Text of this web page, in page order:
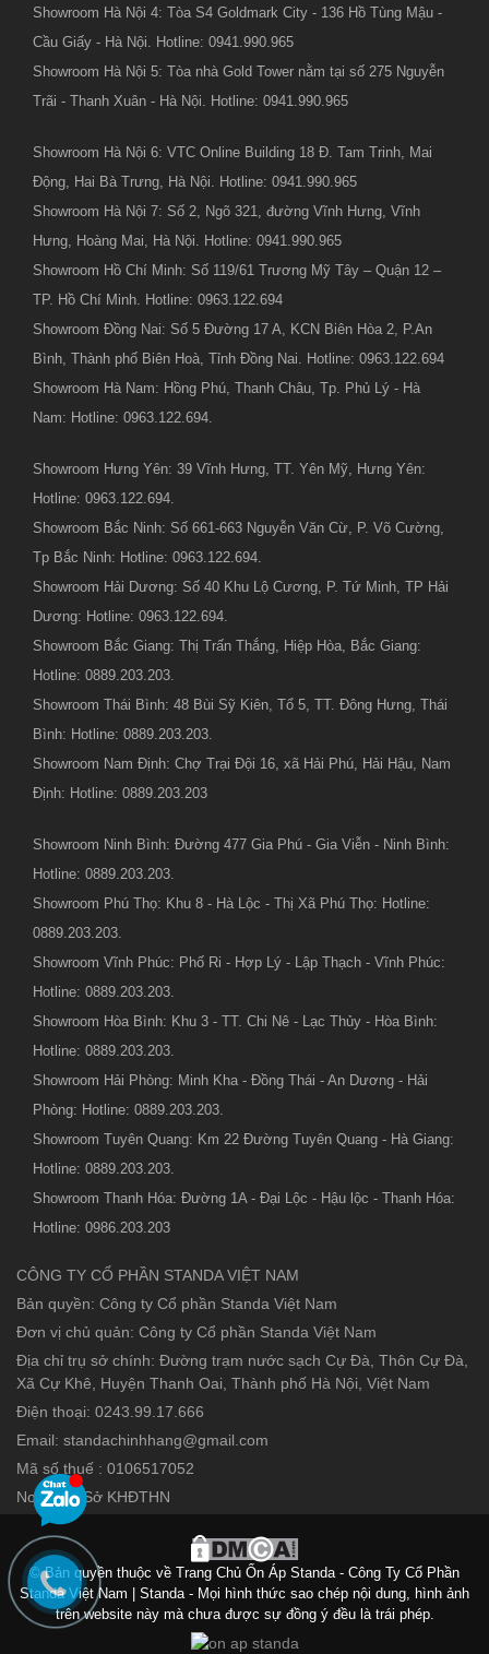
Showroom Hà Nội 4: Tòa S4 Goldmark City - 136 Hồ Tùng Mậu -
Cầu Giấy - Hà Nội. Hotline: 0941.990.965
Showroom Hà Nội 5: Tòa nhà Gold Tower nằm tại số 275 Nguyễn
Trãi - Thanh Xuân - Hà Nội. Hotline: 0941.990.965
Showroom Hà Nội 6: VTC Online Building 18 Đ. Tam Trinh, Mai
Động, Hai Bà Trưng, Hà Nội. Hotline: 0941.990.965
Showroom Hà Nội 7: Số 2, Ngõ 321, đường Vĩnh Hưng, Vĩnh
Hưng, Hoàng Mai, Hà Nội. Hotline: 0941.990.965
Showroom Hồ Chí Minh: Số 119/61 Trương Mỹ Tây – Quận 12 –
TP. Hồ Chí Minh. Hotline: 0963.122.694
Showroom Đồng Nai: Số 5 Đường 17 A, KCN Biên Hòa 2, P.An
Bình, Thành phố Biên Hoà, Tỉnh Đồng Nai. Hotline: 0963.122.694
Showroom Hà Nam: Hồng Phú, Thanh Châu, Tp. Phủ Lý - Hà
Nam: Hotline: 0963.122.694.
Showroom Hưng Yên: 39 Vĩnh Hưng, TT. Yên Mỹ, Hưng Yên:
Hotline: 0963.122.694.
Showroom Bắc Ninh: Số 661-663 Nguyễn Văn Cừ, P. Võ Cường,
Tp Bắc Ninh: Hotline: 0963.122.694.
Showroom Hải Dương: Số 40 Khu Lộ Cương, P. Tứ Minh, TP Hải
Dương: Hotline: 0963.122.694.
Showroom Bắc Giang: Thị Trấn Thắng, Hiệp Hòa, Bắc Giang:
Hotline: 0889.203.203.
Showroom Thái Bình: 48 Bùi Sỹ Kiên, Tổ 5, TT. Đông Hưng, Thái
Bình: Hotline: 0889.203.203.
Showroom Nam Định: Chợ Trại Đội 16, xã Hải Phú, Hải Hậu, Nam
Định: Hotline: 0889.203.203
Showroom Ninh Bình: Đường 477 Gia Phú - Gia Viễn - Ninh Bình:
Hotline: 0889.203.203.
Showroom Phú Thọ: Khu 8 - Hà Lộc - Thị Xã Phú Thọ: Hotline:
0889.203.203.
Showroom Vĩnh Phúc: Phố Ri - Hợp Lý - Lập Thạch - Vĩnh Phúc:
Hotline: 0889.203.203.
Showroom Hòa Bình: Khu 3 - TT. Chi Nê - Lạc Thủy - Hòa Bình:
Hotline: 0889.203.203.
Showroom Hải Phòng: Minh Kha - Đồng Thái - An Dương - Hải
Phòng: Hotline: 0889.203.203.
Showroom Tuyên Quang: Km 22 Đường Tuyên Quang - Hà Giang:
Hotline: 0889.203.203.
Showroom Thanh Hóa: Đường 1A - Đại Lộc - Hậu lộc - Thanh Hóa:
Hotline: 0986.203.203
CÔNG TY CỔ PHẦN STANDA VIỆT NAM
Bản quyền: Công ty Cổ phần Standa Việt Nam
Đơn vị chủ quản: Công ty Cổ phần Standa Việt Nam
Địa chỉ trụ sở chính: Đường trạm nước sạch Cự Đà, Thôn Cự Đà,
Xã Cự Khê, Huyện Thanh Oai, Thành phố Hà Nội, Việt Nam
Điện thoại: 0243.99.17.666
Email: standachinhhang@gmail.com
Mã số thuế : 0106517052
Nơi cấp : Sở KHĐTHN
© Bản quyền thuộc về Trang Chủ Ổn Áp Standa - Công Ty Cổ Phần
Standa Việt Nam | Standa - Mọi hình thức sao chép nội dung, hình ảnh
trên website này mà chưa được sự đồng ý đều là trái phép.